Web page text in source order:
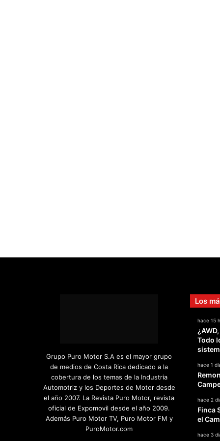
Grupo Puro Motor S.A es el mayor grupo
de medios de Costa Rica dedicado a la
cobertura de los temas de la Industria
Automotriz y los Deportes de Motor desde
el año 2007. La Revista Puro Motor, revista
oficial de Expomovil desde el año 2009.
Además Puro Motor TV, Puro Motor FM y
PuroMotor.com
Los
hace 15
Todo
hace 1
hace 2
Finca
el
hace 3